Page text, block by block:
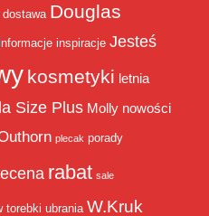
dostawa Douglas
inspiracje Jesteś
kosmetyki letnia
Size Plus Molly nowości
plecak porady
rabat sale
torebki ubrania W.Kruk